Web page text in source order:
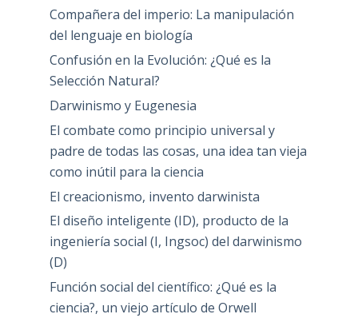
Compañera del imperio: La manipulación
del lenguaje en biología
Confusión en la Evolución: ¿Qué es la
Selección Natural?
Darwinismo y Eugenesia
El combate como principio universal y
padre de todas las cosas, una idea tan vieja
como inútil para la ciencia
El creacionismo, invento darwinista
El diseño inteligente (ID), producto de la
ingeniería social (I, Ingsoc) del darwinismo
(D)
Función social del científico: ¿Qué es la
ciencia?, un viejo artículo de Orwell